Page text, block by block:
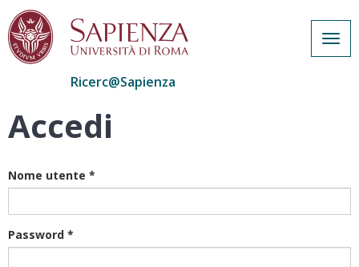
Salta
Ricerc@Sapienza
Accedi
Nome utente *
Password *